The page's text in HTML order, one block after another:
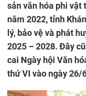
sản văn hóa phi vật
năm 2022, tỉnh
lý, bảo vệ và phát
2025 – 2028. Đây
cai Ngày hội Văn
thứ VI vào ngày 26/